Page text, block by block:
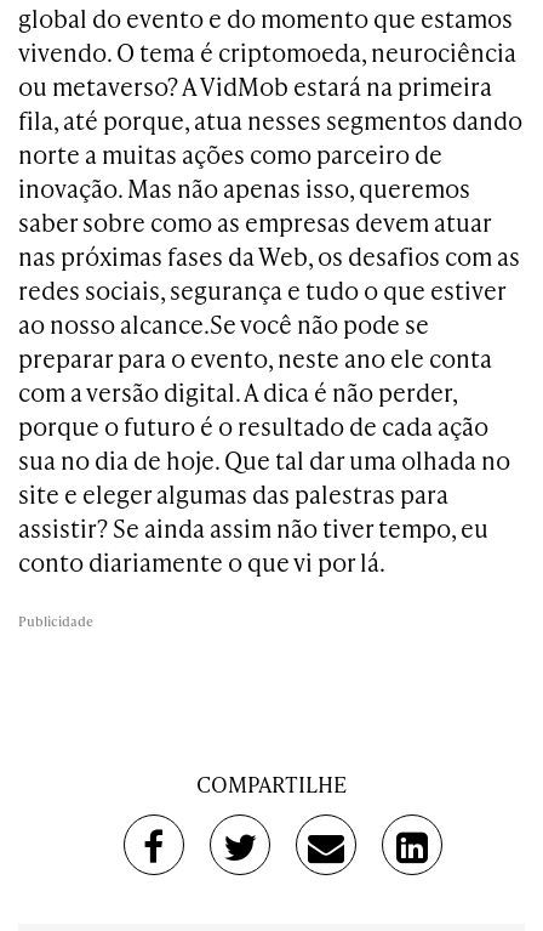
global do evento e do momento que estamos
vivendo. O tema é criptomoeda, neurociência
ou metaverso? A VidMob estará na primeira
fila, até porque, atua nesses segmentos dando
norte a muitas ações como parceiro de
inovação. Mas não apenas isso, queremos
saber sobre como as empresas devem atuar
nas próximas fases da Web, os desafios com as
redes sociais, segurança e tudo o que estiver
ao nosso alcance.Se você não pode se
preparar para o evento, neste ano ele conta
com a versão digital. A dica é não perder,
porque o futuro é o resultado de cada ação
sua no dia de hoje. Que tal dar uma olhada no
site e eleger algumas das palestras para
assistir? Se ainda assim não tiver tempo, eu
conto diariamente o que vi por lá.
Publicidade
COMPARTILHE